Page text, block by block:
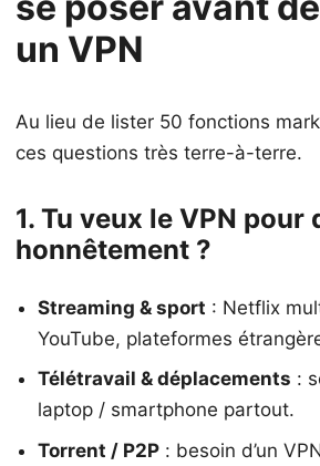
un VPN
Au lieu de lister 50 fonctions
ces questions très terre-à-terre.
1. Tu veux le VPN pour
honnêtement ?
Streaming & sport : Netflix
YouTube, plateformes
Télétravail & déplacements :
laptop / smartphone partout.
Torrent / P2P : besoin d’un